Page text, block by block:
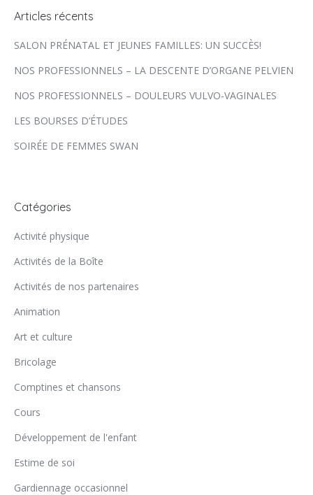
Articles récents
SALON PRÉNATAL ET JEUNES FAMILLES: UN SUCCÈS!
NOS PROFESSIONNELS – LA DESCENTE D’ORGANE PELVIEN
NOS PROFESSIONNELS – DOULEURS VULVO-VAGINALES
LES BOURSES D’ÉTUDES
SOIRÉE DE FEMMES SWAN
Catégories
Activité physique
Activités de la Boîte
Activités de nos partenaires
Animation
Art et culture
Bricolage
Comptines et chansons
Cours
Développement de l'enfant
Estime de soi
Gardiennage occasionnel